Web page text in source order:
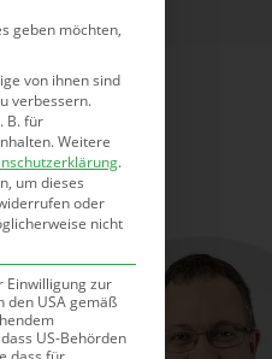
geben möchten,
von ihnen sind
verbessern.
B. für
Weitere
.
um dieses
oder
nicht
Einwilligung zur
den USA gemäß
US-Behörden